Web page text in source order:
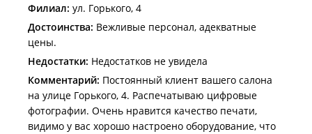
Филиал: ул. Горького, 4
Достоинства: Вежливые персонал, адекватные
цены.
Недостатки: Недостатков не увидела
Комментарий: Постоянный клиент вашего салона
на улице Горького, 4. Распечатываю цифровые
фотографии. Очень нравится качество печати,
видимо у вас хорошо настроено оборудование, что